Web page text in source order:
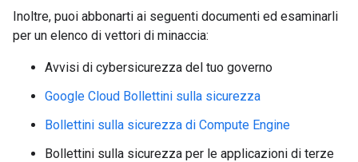
Inoltre, puoi abbonarti ai seguenti documenti ed esaminarli
per un elenco di vettori di minaccia:
Avvisi di cybersicurezza del tuo governo
Google Cloud Bollettini sulla sicurezza
Bollettini sulla sicurezza di Compute Engine
Bollettini sulla sicurezza per le applicazioni di terze